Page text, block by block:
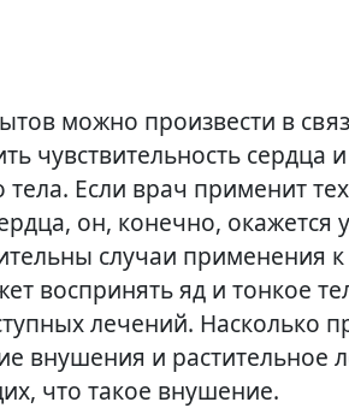
можно произвести в
чувствительность сердца
Если врач применит
он, конечно, окажется
случаи применения
воспринять яд и тонкое
лечений. Насколько
внушения и растительное
что такое внушение.